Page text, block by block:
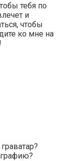
тебя по
и
чтобы
ко мне на